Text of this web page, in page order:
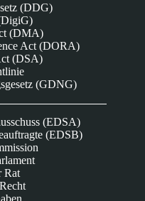
(DDG)
(DMA)
Act (DORA)
(DSA)
(GDNG)
(EDSA)
(EDSB)
Rat